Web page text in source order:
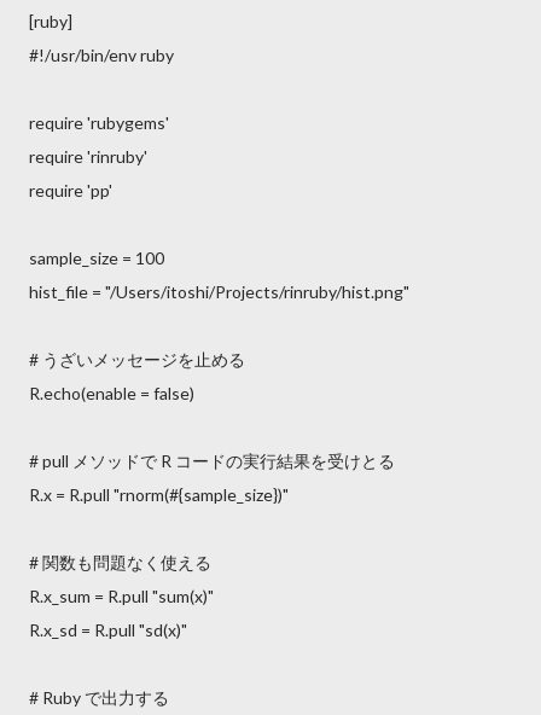
[ruby]
#!/usr/bin/env ruby
require 'rubygems'
require 'rinruby'
require 'pp'
sample_size = 100
hist_file = "/Users/itoshi/Projects/rinruby/hist.png"
# うざいメッセージを止める
R.echo(enable = false)
# pull メソッドで R コードの実行結果を受けとる
R.x = R.pull "rnorm(#{sample_size})"
# 関数も問題なく使える
R.x_sum = R.pull "sum(x)"
R.x_sd = R.pull "sd(x)"
# Ruby で出力する